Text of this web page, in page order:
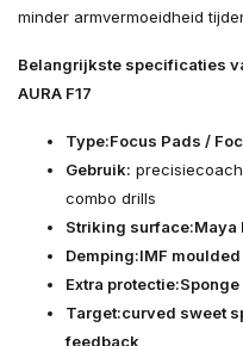
minder armvermoeidheid
Belangrijkste specificaties
AURA F17
Type:Focus Pads /
Gebruik:
combo drills
Striking surface:Maya
Demping:IMF
Extra protectie:
Target:curved sweet
feedback